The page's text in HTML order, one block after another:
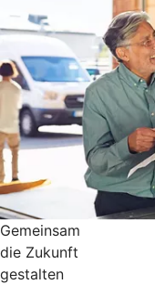
Gemeinsam
die Zukunft
gestalten